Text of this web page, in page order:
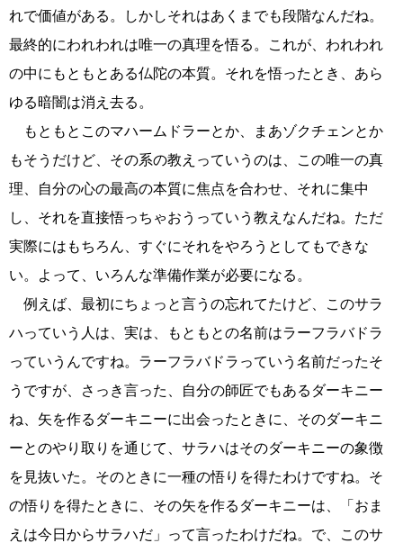
れで価値がある。しかしそれはあくまでも段階なんだね。
最終的にわれわれは唯一の真理を悟る。これが、われわれ
の中にもともとある仏陀の本質。それを悟ったとき、あら
ゆる暗闇は消え去る。
もともとこのマハームドラーとか、まあゾクチェンとか
もそうだけど、その系の教えっていうのは、この唯一の真
理、自分の心の最高の本質に焦点を合わせ、それに集中
し、それを直接悟っちゃおうっていう教えなんだね。ただ
実際にはもちろん、すぐにそれをやろうとしてもできな
い。よって、いろんな準備作業が必要になる。
例えば、最初にちょっと言うの忘れてたけど、このサラ
ハっていう人は、実は、もともとの名前はラーフラバドラ
っていうんですね。ラーフラバドラっていう名前だったそ
うですが、さっき言った、自分の師匠でもあるダーキニー
ね、矢を作るダーキニーに出会ったときに、そのダーキニ
ーとのやり取りを通じて、サラハはそのダーキニーの象徴
を見抜いた。そのときに一種の悟りを得たわけですね。そ
の悟りを得たときに、その矢を作るダーキニーは、「おま
えは今日からサラハだ」って言ったわけだね。で、このサ